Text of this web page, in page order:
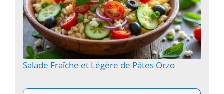
Salade Fraîche et Légère de Pâtes Orzo